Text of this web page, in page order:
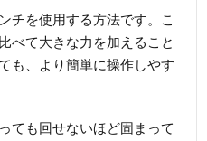
チを使用する方法です。こ
べて大きな力を加えること
も、より簡単に操作しやす
ても回せないほど固まって